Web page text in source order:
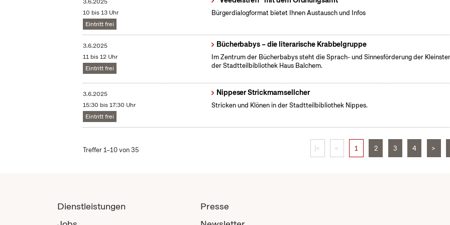
10 bis 13 Uhr
Eintritt frei
Bürgerdialogformat bietet Ihnen Austausch und Infos
3.6.2025
11 bis 12 Uhr
Eintritt frei
Bücherbabys – die literarische Krabbelgruppe
Im Zentrum der Bücherbabys steht die Sprach- und Sinnesförderung der
der Stadtteilbibliothek Haus Balchem.
3.6.2025
15:30 bis 17:30 Uhr
Eintritt frei
Nippeser Strickmamsellcher
Stricken und Klönen in der Stadtteilbibliothek Nippes.
Treffer 1–10 von 35 |< < 1 2 3 4 >
Dienstleistungen
Presse